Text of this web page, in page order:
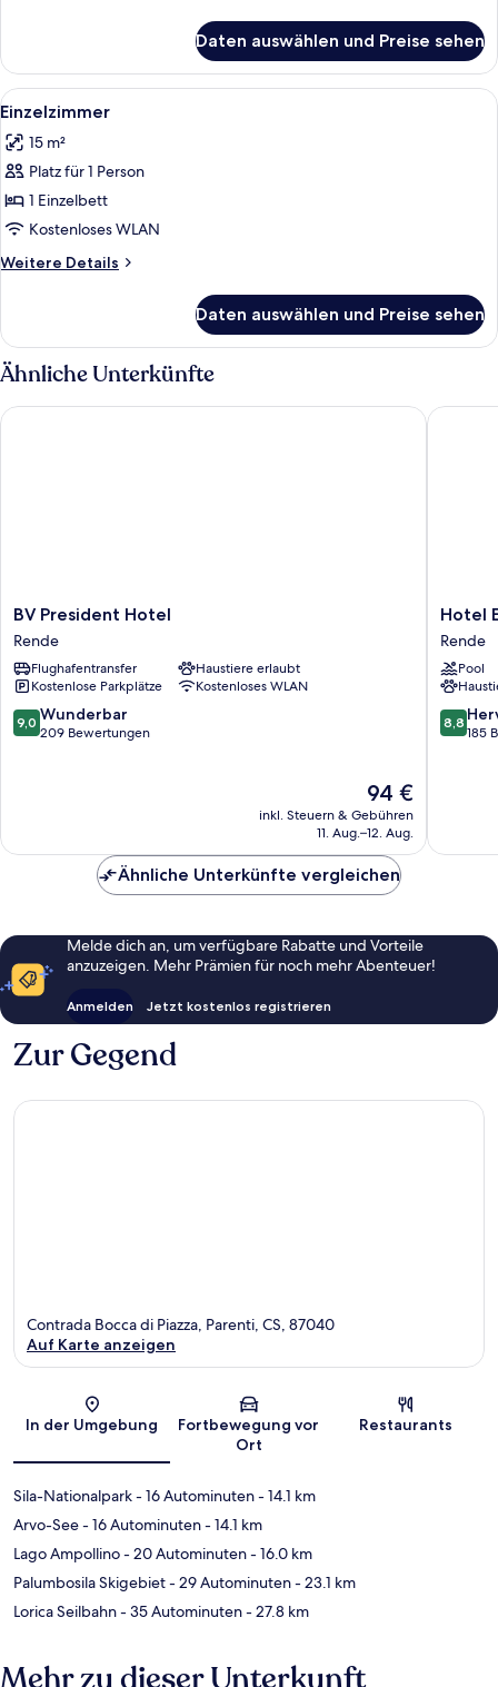
Balkon
Daten auswählen und Preise sehen
Alle
Fotos
für
Einzelzimmer
anzeigen
Ein Schlafzimmer mit einem Bett,
2
Einzelzimmer
15 m²
Platz für 1 Person
1 Einzelbett
Kostenloses WLAN
Weitere Details
Weitere
Daten auswählen und Preise sehen
Ähnliche Unterkünfte
BV
President
Hotel
Rende
BV President Hotel
Rende
Flughafentransfer
Haustiere erlaubt
Kostenlose Parkplätze
Kostenloses WLAN
9.0
von
9,0 Wunderbar
209 Bewertungen
Der
Preis
beträgt
94 €
inkl. Steuern & Gebühren
11. Aug.–12. Aug.
BV President Hotel
Hotel
Europa
Rende
Hotel
Rende
Pool
8.8
von
8,8
185
Hotel
Ähnliche Unterkünfte vergleichen
Melde dich an, um verfügbare Rabatte und Vorteile
anzuzeigen. Mehr Prämien für noch mehr Abenteuer!
Anmelden Jetzt kostenlos registrieren
Zur Gegend
Karte
Contrada Bocca di Piazza, Parenti, CS, 87040
Auf Karte anzeigen
In der Umgebung
Fortbewegung vor
Ort
Restaurants
Sila-Nationalpark- 16 Autominuten- 14.1 km
Arvo-See- 16 Autominuten- 14.1 km
Lago Ampollino- 20 Autominuten- 16.0 km
Palumbosila Skigebiet- 29 Autominuten- 23.1 km
Lorica Seilbahn- 35 Autominuten- 27.8 km